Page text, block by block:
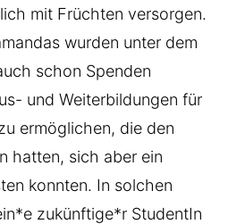
mit Früchten versorgen.
wurden unter dem
schon Spenden
und Weiterbildungen für
ermöglichen, die den
hatten, sich aber ein
konnten. In solchen
zukünftige*r StudentIn